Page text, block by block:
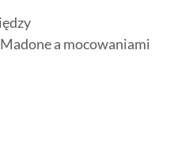
a mocowaniami